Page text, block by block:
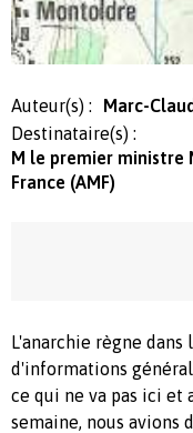
Auteur(s) :
Marc-
Destinataire(s) :
M le premier ministre
France (AMF)
L'anarchie règne
d'informations
ce qui ne va pas ici et
semaine, nous